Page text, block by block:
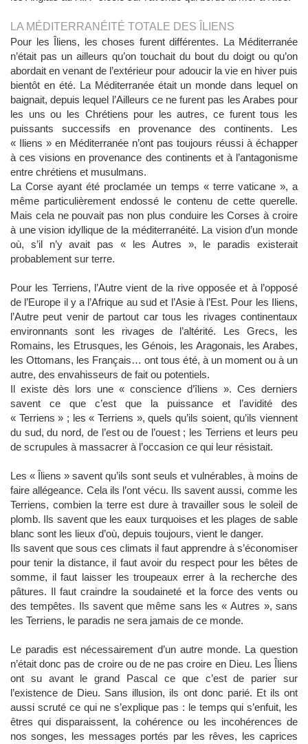
LA MÉDITERRANÉITÉ TOTALE DES ÎLIENS
Pour les Îliens, les choses furent différentes. La Méditerranée
n’était pas un ailleurs qu’on touchait du bout du doigt ou qu’on
abordait en venant de l’extérieur pour adoucir la vie en hiver puis
bientôt en été. La Méditerranée était un monde dans lequel on
baignait, depuis lequel l’Ailleurs ce ne furent pas les Arabes pour
les uns ou les Chrétiens pour les autres, ce furent tous les
puissants successifs en provenance des continents. Les
« Iliens » en Méditerranée n’ont pas toujours réussi à échapper
à ces visions en provenance des continents et à l’antagonisme
entre chrétiens et musulmans.
La Corse ayant été proclamée un temps « terre vaticane », a
même particulièrement endossé le contenu de cette querelle.
Mais cela ne pouvait pas non plus conduire les Corses à croire
à une vision idyllique de la méditerranéité. La vision d’un monde
où, s’il n’y avait pas « les Autres », le paradis existerait
probablement sur terre.
Pour les Terriens, l’Autre vient de la rive opposée et à l’opposé
de l’Europe il y a l’Afrique au sud et l’Asie à l’Est. Pour les Iliens,
l’Autre peut venir de partout car tous les rivages continentaux
environnants sont les rivages de l’altérité. Les Grecs, les
Romains, les Etrusques, les Génois, les Aragonais, les Arabes,
les Ottomans, les Français… ont tous été, à un moment ou à un
autre, des envahisseurs de fait ou potentiels.
Il existe dès lors une « conscience d’îliens ». Ces derniers
savent ce que c’est que la puissance et l’avidité des
« Terriens » ; les « Terriens », quels qu’ils soient, qu’ils viennent
du sud, du nord, de l’est ou de l’ouest ; les Terriens et leurs peu
de scrupules à massacrer à l’occasion ce qui leur résistait.
Les « Îliens » savent qu’ils sont seuls et vulnérables, à moins de
faire allégeance. Cela ils l’ont vécu. Ils savent aussi, comme les
Terriens, combien la terre est dure à travailler sous le soleil de
plomb. Ils savent que les eaux turquoises et les plages de sable
blanc sont les lieux d’où, depuis toujours, vient le danger.
Ils savent que sous ces climats il faut apprendre à s’économiser
pour tenir la distance, il faut avoir du respect pour les bêtes de
somme, il faut laisser les troupeaux errer à la recherche des
pâtures. Il faut craindre la soudaineté et la force des vents ou
des tempêtes. Ils savent que même sans les « Autres », sans
les Terriens, le paradis ne sera jamais de ce monde.
Le paradis est nécessairement d’un autre monde. La question
n’était donc pas de croire ou de ne pas croire en Dieu. Les Îliens
ont su avant le grand Pascal ce que c’est de parier sur
l’existence de Dieu. Sans illusion, ils ont donc parié. Et ils ont
aussi scruté ce qui ne s’explique pas : le temps qui s’enfuit, les
êtres qui disparaissent, la cohérence ou les incohérences de
nos songes, les messages portés par les rêves, les caprices